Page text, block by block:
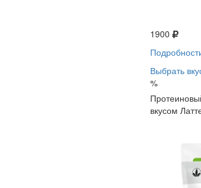
1900
Выбрать
%
вкусом